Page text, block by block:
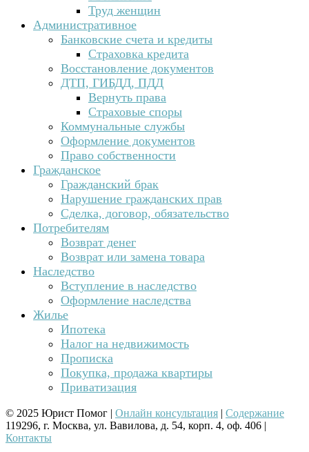
Труд женщин
Административное
Банковские счета и кредиты
Страховка кредита
Восстановление документов
ДТП, ГИБДД, ПДД
Вернуть права
Страховые споры
Коммунальные службы
Оформление документов
Право собственности
Гражданское
Гражданский брак
Нарушение гражданских прав
Сделка, договор, обязательство
Потребителям
Возврат денег
Возврат или замена товара
Наследство
Вступление в наследство
Оформление наследства
Жилье
Ипотека
Налог на недвижимость
Прописка
Покупка, продажа квартиры
Приватизация
© 2025 Юрист Помог | Онлайн консультация | Содержание
119296, г. Москва, ул. Вавилова, д. 54, корп. 4, оф. 406 |
Контакты